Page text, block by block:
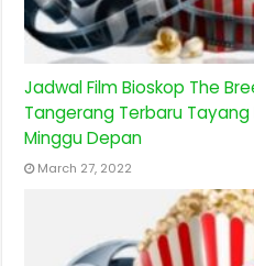
Jadwal Film Bioskop The
Tangerang Terbaru Tayang
Minggu Depan
March 27, 2022